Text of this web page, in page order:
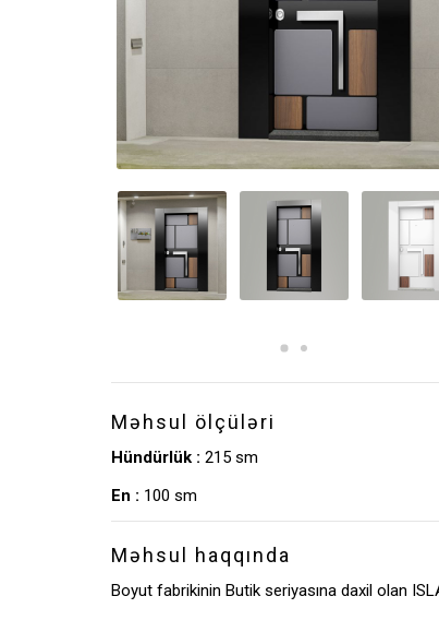
Məhsul ölçüləri
Hündürlük : 215 sm
En : 100 sm
Məhsul haqqında
Boyut fabrikinin Butik seriyasına daxil olan